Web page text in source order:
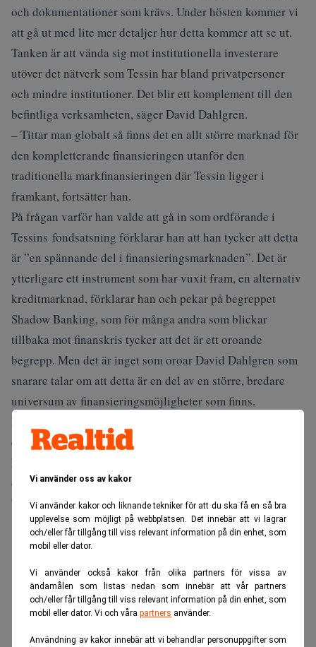
Vi använder oss av kakor
Vi använder kakor och liknande tekniker för att du ska få en så bra
upplevelse som möjligt på webbplatsen. Det innebär att vi lagrar
och/eller får tillgång till viss relevant information på din enhet, som
mobil eller dator.
Vi använder också kakor från olika partners för vissa av
ändamålen som listas nedan som innebär att vår partners
och/eller får tillgång till viss relevant information på din enhet, som
mobil eller dator. Vi och våra partners använder.
Användning av kakor innebär att vi behandlar personuppgifter som
och dokumentationer som krävs. Under hösten kommer vi
att gå ut med lite mer detaljer hur detta kommer att se ut.
Tanken är att vända sig mot institutionella investerare
utöver det nätverk som Tessin har bland privatpersoner
och mindre institutioner. Det blir ett komplement till den
befintliga verksamheten, säger David Dahlgren.
– Tittar man globalt så finns det en allt större marknad för
den kompletterande finansieringen utanför den
traditionella markfinansieringen där Tessin ligger i
framkant, fortsätter han.
På frågan varför han valde att gå in som ordförande i
Tessins fondsatsning förklarar han att han tycker att detta
är ”en spännande del i finansieringsmarknaden”. Det är
ytterligare ett instrument som har vuxit fram, en alternativ
kreditmarknad, förklarar han och pekar på begreppet
Shadow Banking, som för många andra som blickar
tillbaka mot finanskris tycker att det är ett oroande
begrepp. Men det är inget som oroar David Dahlgren som
snarare talar om att detta är en del av en större, bredare
universum av finansieringsmöjligheter som finns.
Bankerna har från tid till en annan stopp i kreditgivningen
då kompletterar detta alternativ bankerna, menar han.
David Dahlgren har en lång erfarenhet inom både finans-
och fastighetsbranschen och menar att han har en del att
bidra med som ordförande till fastighetsfonderna.
ANNONS